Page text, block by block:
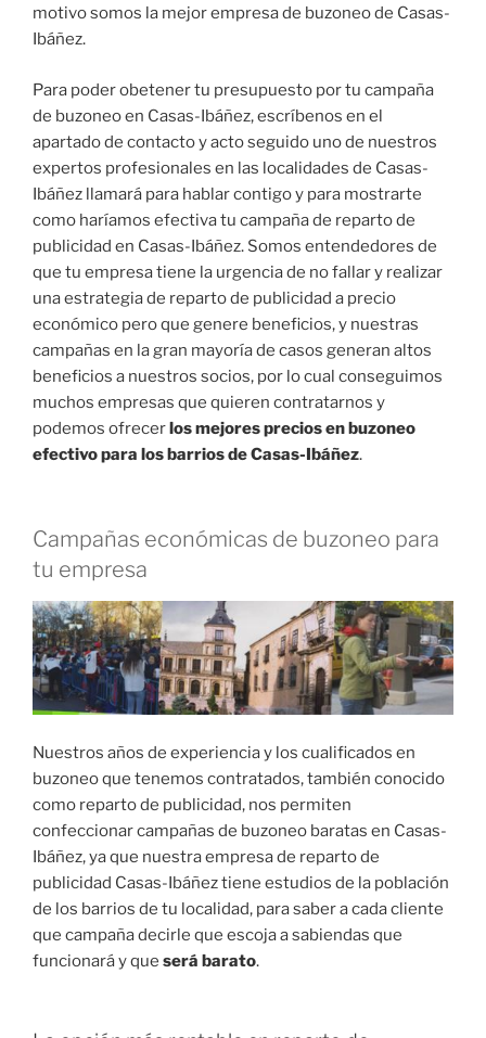
motivo somos la mejor empresa de buzoneo de Casas-
Ibáñez.
Para poder obetener tu presupuesto por tu campaña
de buzoneo en Casas-Ibáñez, escríbenos en el
apartado de contacto y acto seguido uno de nuestros
expertos profesionales en las localidades de Casas-
Ibáñez llamará para hablar contigo y para mostrarte
como haríamos efectiva tu campaña de reparto de
publicidad en Casas-Ibáñez. Somos entendedores de
que tu empresa tiene la urgencia de no fallar y realizar
una estrategia de reparto de publicidad a precio
económico pero que genere beneficios, y nuestras
campañas en la gran mayoría de casos generan altos
beneficios a nuestros socios, por lo cual conseguimos
muchos empresas que quieren contratarnos y
podemos ofrecerlos mejores precios en buzoneo
efectivo para los barrios de Casas-Ibáñez.
Campañas económicas de buzoneo para
tu empresa
Nuestros años de experiencia y los cualificados en
buzoneo que tenemos contratados, también conocido
como reparto de publicidad, nos permiten
confeccionar campañas de buzoneo baratas en Casas-
Ibáñez, ya que nuestra empresa de reparto de
publicidad Casas-Ibáñez tiene estudios de la población
de los barrios de tu localidad, para saber a cada cliente
que campaña decirle que escoja a sabiendas que
funcionará y que será barato.